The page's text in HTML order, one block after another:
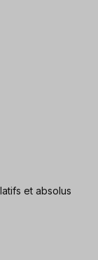
et absolus